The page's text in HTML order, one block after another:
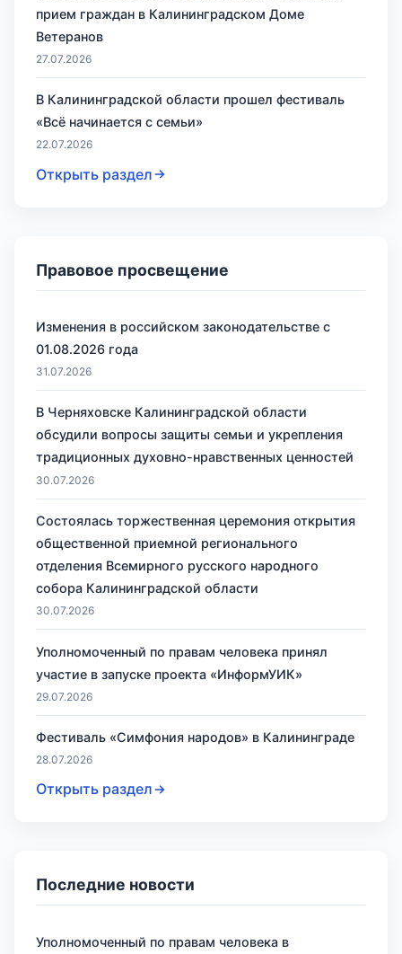
прием граждан в Калининградском Доме
Ветеранов
27.07.2026
В Калининградской области прошел фестиваль
«Всё начинается с семьи»
22.07.2026
Открыть раздел
Правовое просвещение
Изменения в российском законодательстве с
01.08.2026 года
31.07.2026
В Черняховске Калининградской области
обсудили вопросы защиты семьи и укрепления
традиционных духовно-нравственных ценностей
30.07.2026
Состоялась торжественная церемония открытия
общественной приемной регионального
отделения Всемирного русского народного
собора Калининградской области
30.07.2026
Уполномоченный по правам человека принял
участие в запуске проекта «ИнформУИК»
29.07.2026
Фестиваль «Симфония народов» в Калининграде
28.07.2026
Открыть раздел
Последние новости
Уполномоченный по правам человека в